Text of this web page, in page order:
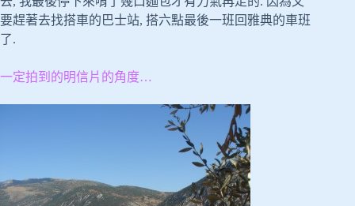
要趕著去找搭車的巴士站, 搭六點最後一班回雅典的車班
了.
一定拍到的明信片的角度…